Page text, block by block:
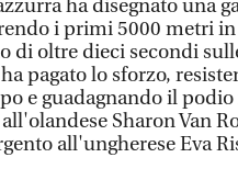
ha disegnato una
i primi 5000 metri
di oltre dieci secondi
pagato lo sforzo,
e guadagnando il
all'olandese Sharon Van
all'ungherese Eva